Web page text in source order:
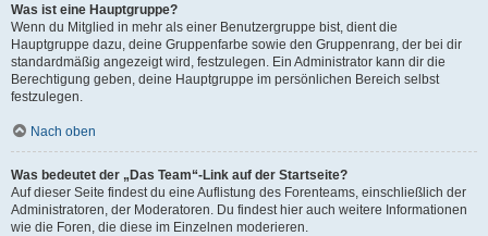
Was ist eine Hauptgruppe?
Wenn du Mitglied in mehr als einer Benutzergruppe bist, dient die
Hauptgruppe dazu, deine Gruppenfarbe sowie den Gruppenrang, der bei dir
standardmäßig angezeigt wird, festzulegen. Ein Administrator kann dir die
Berechtigung geben, deine Hauptgruppe im persönlichen Bereich selbst
festzulegen.
Nach oben
Was bedeutet der „Das Team“-Link auf der Startseite?
Auf dieser Seite findest du eine Auflistung des Forenteams, einschließlich der
Administratoren, der Moderatoren. Du findest hier auch weitere Informationen
wie die Foren, die diese im Einzelnen moderieren.